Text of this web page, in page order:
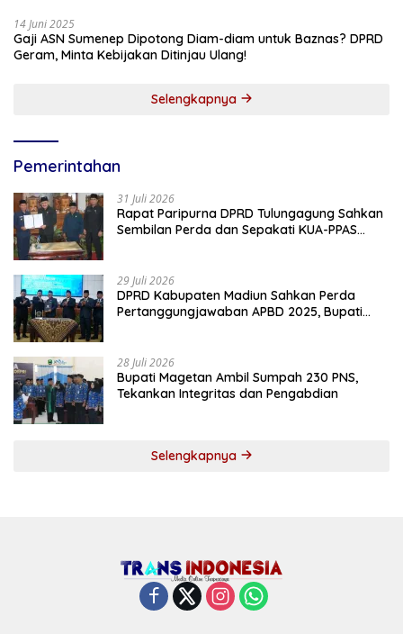
14 Juni 2025
Gaji ASN Sumenep Dipotong Diam-diam untuk Baznas? DPRD
Geram, Minta Kebijakan Ditinjau Ulang!
Selengkapnya
Pemerintahan
31 Juli 2026
Rapat Paripurna DPRD Tulungagung Sahkan
Sembilan Perda dan Sepakati KUA-PPAS
29 Juli 2026
DPRD Kabupaten Madiun Sahkan Perda
Pertanggungjawaban APBD 2025, Bupati
28 Juli 2026
Bupati Magetan Ambil Sumpah 230 PNS,
Tekankan Integritas dan Pengabdian
Selengkapnya